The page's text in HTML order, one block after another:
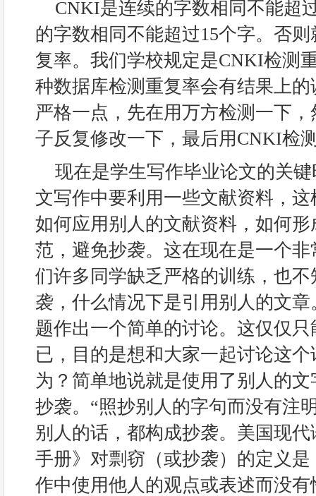
CNKI是连续的字数相同不能超
的字数相同不能超过15个字。否
复率。我们学校规定是CNKI检测
种数据库检测重复率会有结果上
严格一点，先在用万方检测一下
子反复修改一下，最后用CNKI检
现在是学生写作毕业论文的关
文写作中要利用一些文献资料，
如何应用别人的文献资料，如何
范，避免抄袭。这在现在是一个
们许多同学缺乏严格的训练，也
袭，什么情况下是引用别人的文
题作出一个简单的讨论。这仅仅
已，目的是想和大家一起讨论这
为？简单地说就是使用了别人的
抄袭。“照抄别人的字句而没有注
别人的话，都构成抄袭。美国现
手册》对剽窃（或抄袭）的定义是
作中使用他人的观点或表述而没